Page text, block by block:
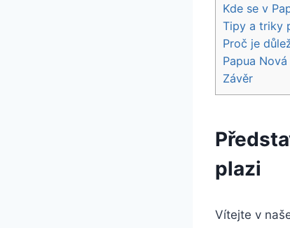
Kde se v
Tipy a triky
Proč je
Papua
Závěr
plazi
Vítejte v